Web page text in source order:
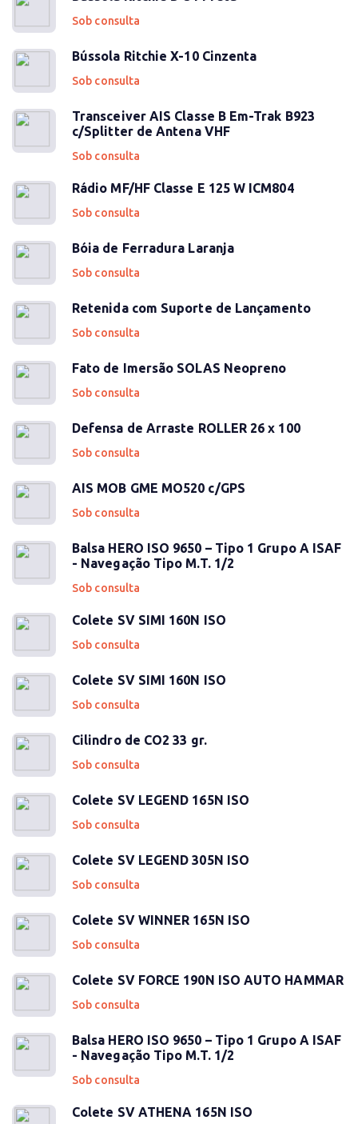
Sob consulta
Bússola Ritchie X-10 Cinzenta
Sob consulta
Transceiver AIS Classe B Em-Trak B923
c/Splitter de Antena VHF
Sob consulta
Rádio MF/HF Classe E 125 W ICM804
Sob consulta
Bóia de Ferradura Laranja
Sob consulta
Retenida com Suporte de Lançamento
Sob consulta
Fato de Imersão SOLAS Neopreno
Sob consulta
Defensa de Arraste ROLLER 26 x 100
Sob consulta
AIS MOB GME MO520 c/GPS
Sob consulta
Balsa HERO ISO 9650 – Tipo 1 Grupo A ISAF
- Navegação Tipo M.T. 1/2
Sob consulta
Colete SV SIMI 160N ISO
Sob consulta
Colete SV SIMI 160N ISO
Sob consulta
Cilindro de CO2 33 gr.
Sob consulta
Colete SV LEGEND 165N ISO
Sob consulta
Colete SV LEGEND 305N ISO
Sob consulta
Colete SV WINNER 165N ISO
Sob consulta
Colete SV FORCE 190N ISO AUTO HAMMAR
Sob consulta
Balsa HERO ISO 9650 – Tipo 1 Grupo A ISAF
- Navegação Tipo M.T. 1/2
Sob consulta
Colete SV ATHENA 165N ISO